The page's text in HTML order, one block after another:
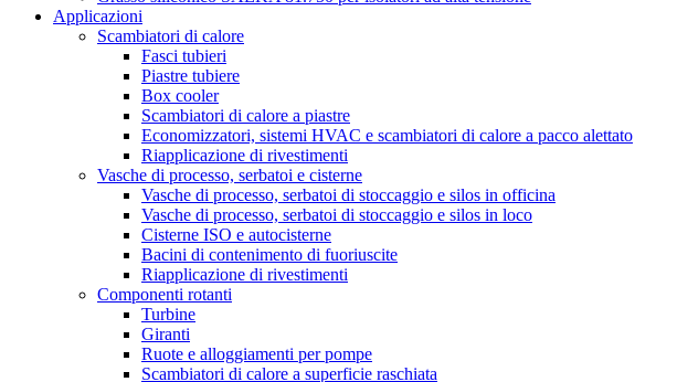
Applicazioni
Scambiatori di calore
Fasci tubieri
Piastre tubiere
Box cooler
Scambiatori di calore a piastre
Economizzatori, sistemi HVAC e scambiatori di calore a pacco alettato
Riapplicazione di rivestimenti
Vasche di processo, serbatoi e cisterne
Vasche di processo, serbatoi di stoccaggio e silos in officina
Vasche di processo, serbatoi di stoccaggio e silos in loco
Cisterne ISO e autocisterne
Bacini di contenimento di fuoriuscite
Riapplicazione di rivestimenti
Componenti rotanti
Turbine
Giranti
Ruote e alloggiamenti per pompe
Scambiatori di calore a superficie raschiata